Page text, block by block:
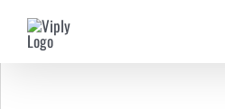
Inhalt
springen